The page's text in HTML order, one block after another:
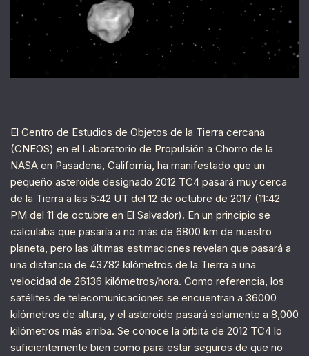
El Centro de Estudios de Objetos de la Tierra cercana
(CNEOS) en el Laboratorio de Propulsión a Chorro de la
NASA en Pasadena, California, ha manifestado que un
pequeño asteroide designado 2012 TC4 pasará muy cerca
de la Tierra a las 5:42 UT del 12 de octubre de 2017 (11:42
PM del 11 de octubre en El Salvador). En un principio se
calculaba que pasaría a no más de 6800 km de nuestro
planeta, pero las últimas estimaciones revelan que pasará a
una distancia de 43782 kilómetros de la Tierra a una
velocidad de 26136 kilómetros/hora. Como referencia, los
satélites de telecomunicaciones se encuentran a 36000
kilómetros de altura, y el asteroide pasará solamente a 8,000
kilómetros más arriba. Se conoce la órbita de 2012 TC4 lo
suficientemente bien como para estar seguros de que no